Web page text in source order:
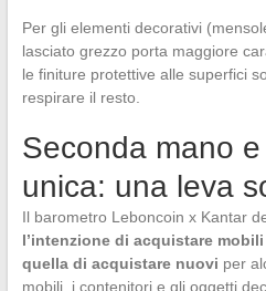
Per gli elementi decorativi
lasciato grezzo porta maggiore
le finiture protettive alle superfici
respirare il resto.
Seconda mano
unica: una leva
Il barometro Leboncoin x Kantar
l’intenzione di acquistare
quella di acquistare nuovi per
mobili, i contenitori e gli oggetti